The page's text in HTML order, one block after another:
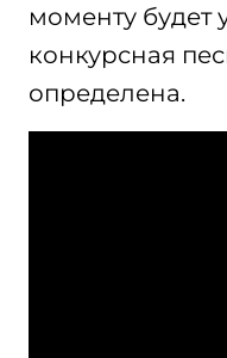
моменту будет
конкурсная
определена.